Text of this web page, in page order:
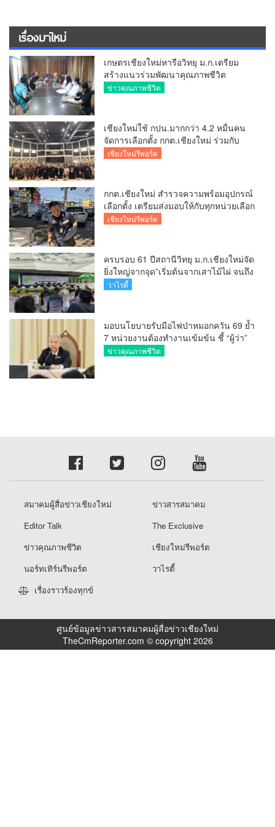
เรื่องมาใหม่
เกษตรเชียงใหม่หารือวิทยุ ม.ก.เตรียม
สร้างแนวร่วมพัฒนาคุณภาพชีวิต
เกษตรกร สื่อสารข้อมูลถูกต้องขับเคลื่อน
ข่าวคุณภาพชีวิต
เชียงใหม่ใช้ กปน.มากกว่า 4.2 หมื่นคน
จัดการเลือกตั้ง กกต.เชียงใหม่ ร่วมกับ
นายอำเภอหางดง ตรวจความเรียบร้อย
เชียงใหม่รีพอร์ต
กกต.เชียงใหม่ สำรวจความพร้อมอุปกรณ์
เลือกตั้ง เตรียมส่งมอบให้กับทุกหน่วยเลือก
ตั้งในวันพรุ่งนี้
เชียงใหม่รีพอร์ต
ครบรอบ 61 ปีสถานีวิทยุ ม.ก.เชียงใหม่จัด
ยิ่งใหญ่จากจุด”เริ่มต้นจากเสาไม้ไผ่ จนถึง
วันที่มี KURplus ในวันนี้”
วาไรตี้
มอบนโยบายรับมือไฟป่าหมอกควัน 69 ย้ำ
7 หน่วยงานต้องทำงานเข้มข้น ชี้ “ผู้ว่า”
คีย์แมนสำคัญทำปัญหาลด
ข่าวคุณภาพชีวิต
สมาคมผู้สื่อข่าวเชียงใหม่
ข่าวสารสมาคม
Editor Talk
The Exclusive
ข่าวคุณภาพชีวิต
เชียงใหม่รีพอร์ต
นอร์ทเทิร์นรีพอร์ต
วาไรตี้
เรื่องราวร้องทุกข์
ศูนย์ข้อมูลข่าวสารสมาคมผู้สื่อข่าวเชียงใหม่
TheCmReporter.com © copyright 2026